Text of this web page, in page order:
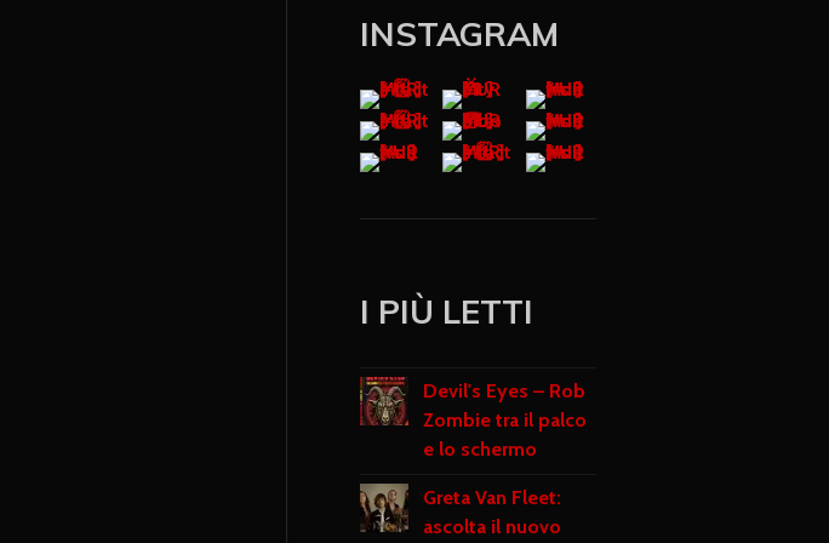
INSTAGRAM
I PIÙ LETTI
Devil's Eyes – Rob
Zombie tra il palco
e lo schermo
Greta Van Fleet:
ascolta il nuovo